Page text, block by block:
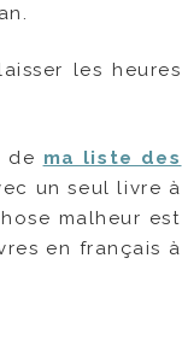
les heures
de ma liste des
un seul livre à
malheur est
en français à